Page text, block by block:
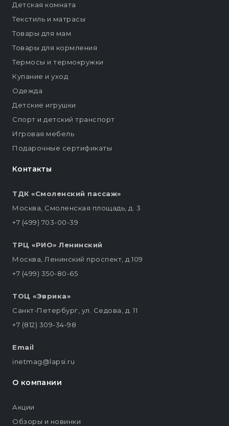
Контакты
ТДК «Смоленский пассаж»
Москва, Смоленская площадь, д. 3
+7 (499) 703-00-39
ТРЦ «РИО» Ленинский
Москва, Ленинский проспект, д.109
+7 (499) 350-80-65
ТОЦ «Эврика»
Санкт-Петербург, ул. Седова, д. 11
+7 (812) 309-34-98
Email
inetmag@lapsi.ru
Детская комната
Текстиль и матрасы
Товары для мам
Товары для кормления
Термосы и термокружки
Купание и уход
Одежда
Детские игрушки
Спорт и детский транспорт
Игровая мебель
Подарочные сертификаты
О компании
Акции
Обзоры и новинки